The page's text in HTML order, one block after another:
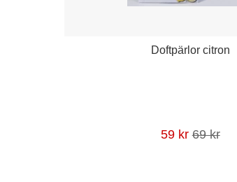
Doftpärlor citron
59 kr 69 kr